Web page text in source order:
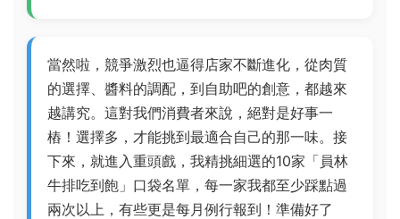
當然啦，競爭激烈也逼得店家不斷進化，從肉質
的選擇、醬料的調配，到自助吧的創意，都越來
越講究。這對我們消費者來說，絕對是好事一
樁！選擇多，才能挑到最適合自己的那一味。接
下來，就進入重頭戲，我精挑細選的10家「員林
牛排吃到飽」口袋名單，每一家我都至少踩點過
兩次以上，有些更是每月例行報到！準備好了